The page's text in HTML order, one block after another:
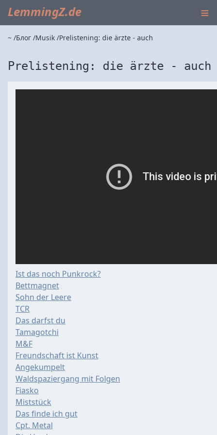
LemmingZ.de ≡
~ Блог Musik Prelistening: die ärzte - auch
Prelistening: die ärzte - auch
Ist das noch Punkrock?
Bettmagnet
Sohn der Leere
TCR
Das darfst du
Tamagotchi
M&F
Freundschaft ist Kunst
Angekumpelt
Waldspaziergang mit Folgen
Fiasko
Miststück
Das finde ich gut
Cpt. Metal